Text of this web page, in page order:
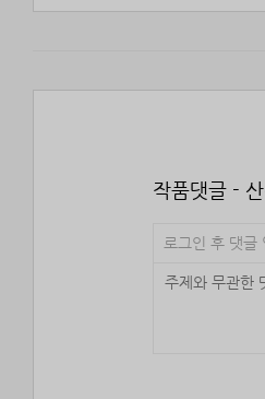
작품댓글 -
로그인 후 댓글